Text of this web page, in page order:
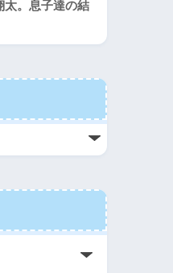
太。息子達の結